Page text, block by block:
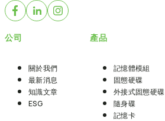
公司
關於我們
最新消息
知識文章
ESG
產品
記憶體模組
固態硬碟
外接式固態硬碟
隨身碟
記憶卡